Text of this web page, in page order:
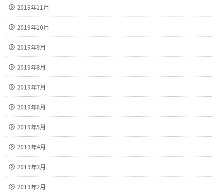
2019年11月
2019年10月
2019年9月
2019年8月
2019年7月
2019年6月
2019年5月
2019年4月
2019年3月
2019年2月